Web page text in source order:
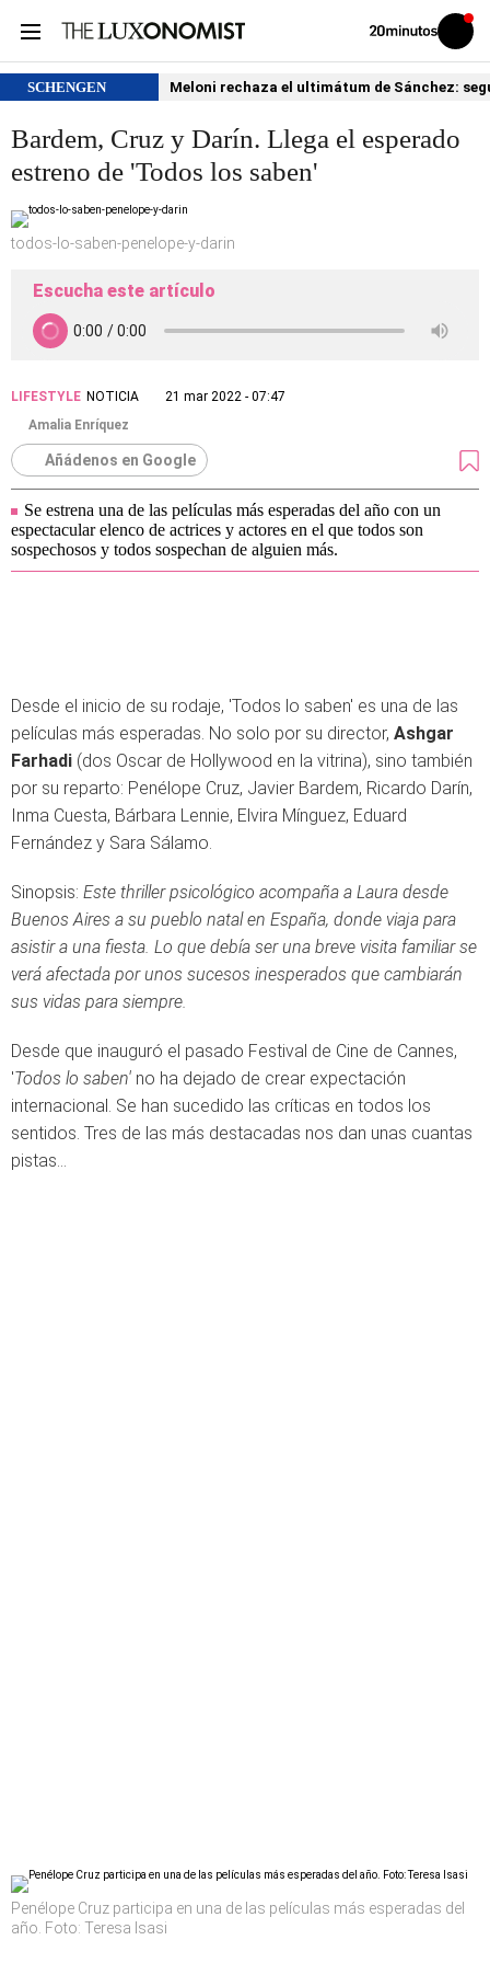
Volver
Iniciar
sesión
SCHENGEN Meloni rechaza el ultimátum de Sánchez:
Bardem, Cruz y Darín. Llega el esperado
estreno de 'Todos los saben'
todos-lo-saben-penelope-y-darin
Escucha este artículo
LIFESTYLE NOTICIA
21 mar 2022 - 07:47
Amalia Enríquez
Añádenos en Google
Se estrena una de las películas más esperadas del año con un
espectacular elenco de actrices y actores en el que todos son
sospechosos y todos sospechan de alguien más.
Desde el inicio de su rodaje, 'Todos lo saben' es una de las
películas más esperadas. No solo por su director, Ashgar
Farhadi (dos Oscar de Hollywood en la vitrina), sino también
por su reparto: Penélope Cruz, Javier Bardem, Ricardo Darín,
Inma Cuesta, Bárbara Lennie, Elvira Mínguez, Eduard
Fernández y Sara Sálamo.
Sinopsis: Este thriller psicológico acompaña a Laura desde
Buenos Aires a su pueblo natal en España, donde viaja para
asistir a una fiesta. Lo que debía ser una breve visita familiar se
verá afectada por unos sucesos inesperados que cambiarán
sus vidas para siempre.
Desde que inauguró el pasado Festival de Cine de Cannes,
'Todos lo saben' no ha dejado de crear expectación
internacional. Se han sucedido las críticas en todos los
sentidos. Tres de las más destacadas nos dan unas cuantas
pistas…
Penélope Cruz participa en una de las películas más esperadas del
año. Foto: Teresa Isasi